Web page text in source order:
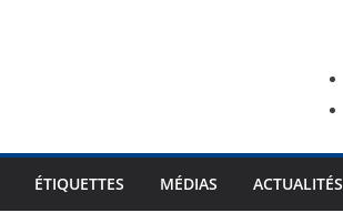
ÉTIQUETTES MÉDIAS ACTUALITÉS